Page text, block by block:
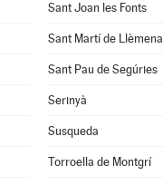
Sant Joan les Fonts
Sant Martí de Llèmena
Sant Pau de Segúries
Serinyà
Susqueda
Torroella de Montgrí